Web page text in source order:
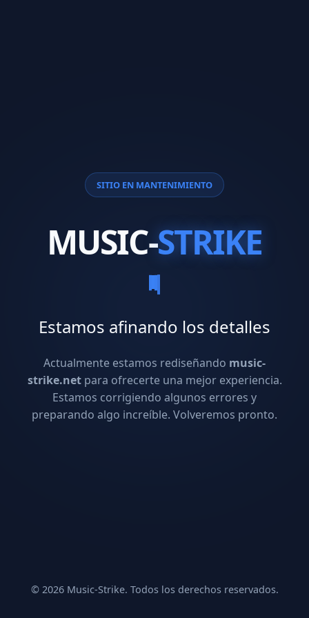
SITIO EN MANTENIMIENTO
MUSIC-STRIKE
Estamos afinando los detalles
Actualmente estamos rediseñando music-
strike.netpara ofrecerte una mejor experiencia.
Estamos corrigiendo algunos errores y
preparando algo increíble. Volveremos pronto.
© 2026 Music-Strike. Todos los derechos reservados.